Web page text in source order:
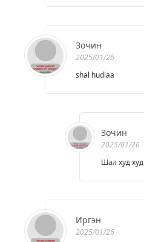
Зочин
2025/01/26
shal hudlaa
Зочин
2025/01/26
Шал худ худ
Иргэн
2025/01/26